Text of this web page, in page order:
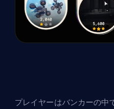
プレイヤーはバンカーの中